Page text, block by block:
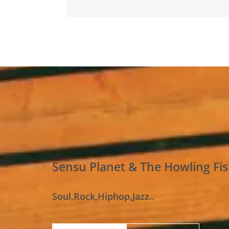
Sensu Planet & The Howling
Soul,Rock,Hiphop,Jazz..